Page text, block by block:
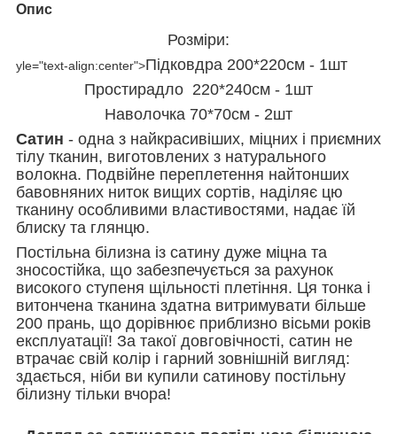
Опис
Розміри:
yle="text-align:center">Підковдра 200*220см - 1шт
Простирадло 220*240см - 1шт
Наволочка 70*70см - 2шт
Сатин - одна з найкрасивіших, міцних і приємних
тілу тканин, виготовлених з натурального
волокна. Подвійне переплетення найтонших
бавовняних ниток вищих сортів, наділяє цю
тканину особливими властивостями, надає їй
блиску та глянцю.
Постільна білизна із сатину дуже міцна та
зносостійка, що забезпечується за рахунок
високого ступеня щільності плетіння. Ця тонка і
витончена тканина здатна витримувати більше
200 прань, що дорівнює приблизно вісьми років
експлуатації! За такої довговічності, сатин не
втрачає свій колір і гарний зовнішній вигляд:
здається, ніби ви купили сатинову постільну
білизну тільки вчора!